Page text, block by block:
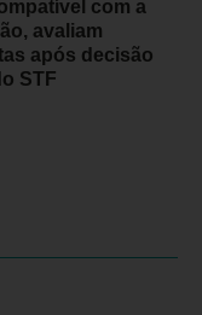
com a
avaliam
após decisão
STF